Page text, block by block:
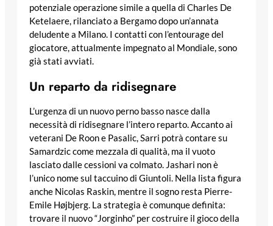
potenziale operazione simile a quella di Charles De
Ketelaere, rilanciato a Bergamo dopo un’annata
deludente a Milano. I contatti con l’entourage del
giocatore, attualmente impegnato al Mondiale, sono
già stati avviati.
Un reparto da ridisegnare
L’urgenza di un nuovo perno basso nasce dalla
necessità di ridisegnare l’intero reparto. Accanto ai
veterani De Roon e Pasalic, Sarri potrà contare su
Samardzic come mezzala di qualità, ma il vuoto
lasciato dalle cessioni va colmato. Jashari non è
l’unico nome sul taccuino di Giuntoli. Nella lista figura
anche Nicolas Raskin, mentre il sogno resta Pierre-
Emile Højbjerg. La strategia è comunque definita:
trovare il nuovo “Jorginho” per costruire il gioco della